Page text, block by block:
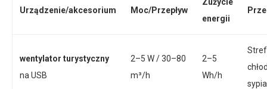
Urządzenie/akcesorium Moc/Przepływ
energii
wentylator turystyczny
na USB
2–5 W / 30–80
m³/h
2–5
Wh/h